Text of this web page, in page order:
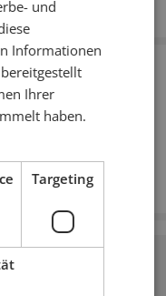
Winterthur
Genève
St. Gallen
und
Informationen
Ihrer
haben.
Targeting